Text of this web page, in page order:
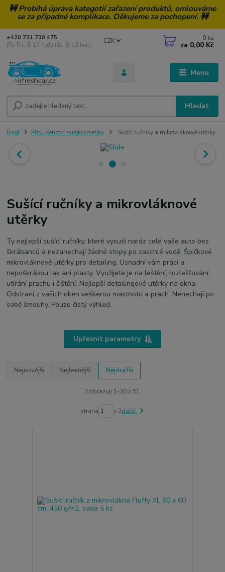
🚧 Probíhá úprava kategotií zařazení produktů, omlouváme
se za případné komplikace. Děkujeme za pochopení. 🚧
Menu
CZK
Hledat
+420 731 738 475
(Po-Pá, 8-17 hod.) (So, 8-12 hod.)
0 ks
za 0,00 Kč
Úvod Příslušenství autokosmetiky Sušící ručníky a mikrovláknové utěrky
Sušící ručníky a mikrovláknové
utěrky
Ty nejlepší sušící ručníky, které vysuší naráz celé vaše auto bez
škrábanců a nezanechají žádné stopy po zaschlé vodě. Špičkové
mikrovláknové utěrky pro detailing. Usnadní vám práci a
nepoškrábou lak ani plasty. Využijete je na leštění, rozlešťování,
utírání prachu i čištění. Nejlepší detailingové utěrky na okna.
Odstraní z vašich oken veškerou mastnotu a prach. Nenechají po
sobě šmouhy. Pouze čistý výhled.
Upřesnit parametry
Nejnovější Nejlevnější Nejdražší
Zobrazuji 1-30 z 51
strana z 2další